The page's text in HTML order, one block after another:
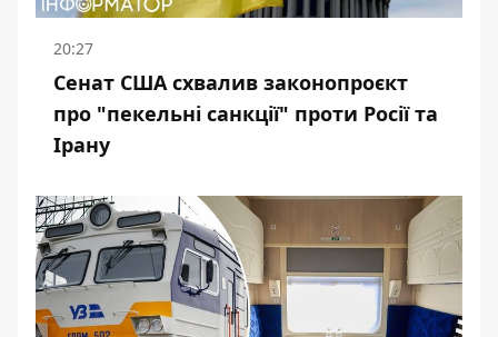
20:27
Сенат США схвалив законопроєкт
про "пекельні санкції" проти Росії та
Ірану